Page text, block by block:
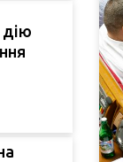
дію